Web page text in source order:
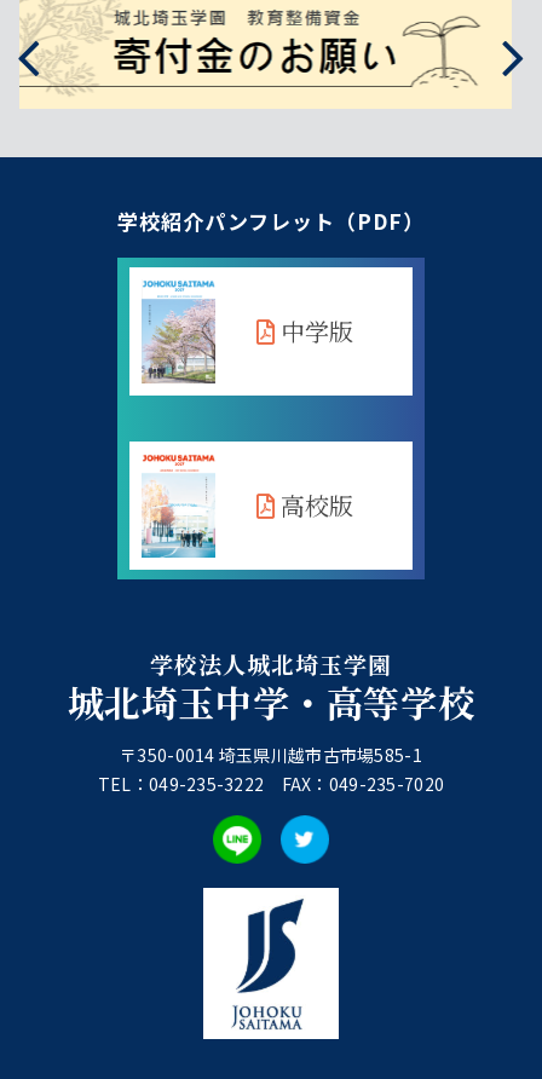
学校法人城北埼玉学園
城北埼玉中学・高等学校
〒350-0014 埼玉県川越市古市場585-1
TEL：049-235-3222 FAX：049-235-7020
学校紹介パンフレット（PDF）
中学版
高校版